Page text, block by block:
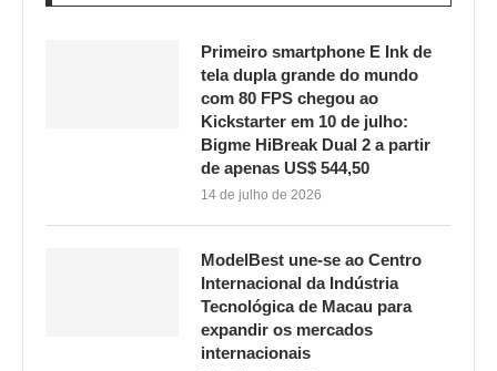
Primeiro smartphone E Ink de
tela dupla grande do mundo
com 80 FPS chegou ao
Kickstarter em 10 de julho:
Bigme HiBreak Dual 2 a partir
de apenas US$ 544,50
14 de julho de 2026
ModelBest une-se ao Centro
Internacional da Indústria
Tecnológica de Macau para
expandir os mercados
internacionais